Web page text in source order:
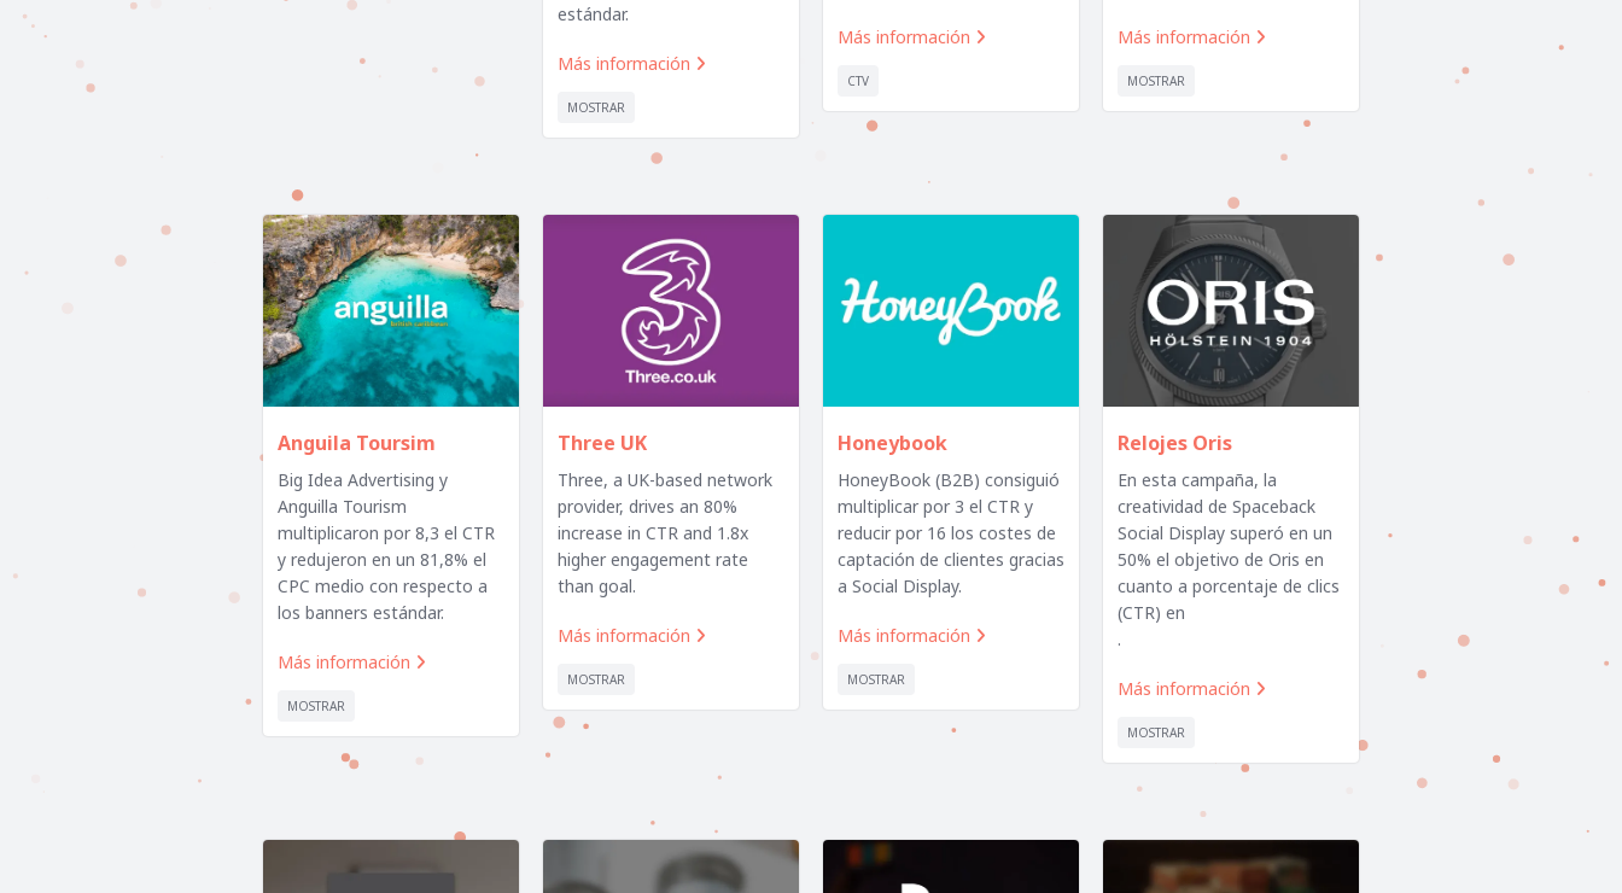
estándar.
Más información 
MOSTRAR
Más información 
CTV
Más información 
MOSTRAR
Anguila Toursim
Big Idea Advertising y
Anguilla Tourism
multiplicaron por 8,3 el CTR
y redujeron en un 81,8% el
CPC medio con respecto a
los banners estándar.
Más información 
MOSTRAR
Three UK
Three, a UK-based network
provider, drives an 80%
increase in CTR and 1.8x
higher engagement rate
than goal.
Más información 
MOSTRAR
Honeybook
HoneyBook (B2B) consiguió
multiplicar por 3 el CTR y
reducir por 16 los costes de
captación de clientes gracias
a Social Display.
Más información 
MOSTRAR
Relojes Oris
En esta campaña, la
creatividad de Spaceback
Social Display superó en un
50% el objetivo de Oris en
cuanto a porcentaje de clics
(CTR) en
.
Más información 
MOSTRAR